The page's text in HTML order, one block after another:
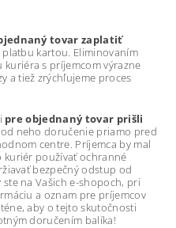
tovar zaplatiť
kartou. Eliminovaním
s príjemcom výrazne
a tiež zrýchľujeme proces
pre objednaný tovar prišli
neho doručenie priamo pred
centre. Príjemca by mal
kuriér používať ochranné
bezpečný odstup od
ste na Vašich e-shopoch, pri
a oznam pre príjemcov
aby o tejto skutočnosti
doručením balíka!